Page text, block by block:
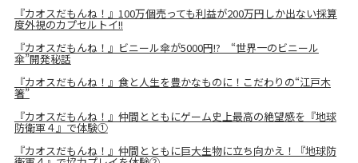
『カオスだもんね！』100万個売っても利益が200万円しか出ない採算
度外視のカプセルトイ!!
『カオスだもんね！』ビニール傘が5000円!? “世界一のビニール
傘”開発秘話
『カオスだもんね！』食と人生を豊かなものに！こだわりの“江戸木
箸”
『カオスだもんね！』仲間とともにゲーム史上最高の絶望感を『地球
防衛軍４』で体験①
『カオスだもんね！』仲間とともに巨大生物に立ち向かえ！『地球防